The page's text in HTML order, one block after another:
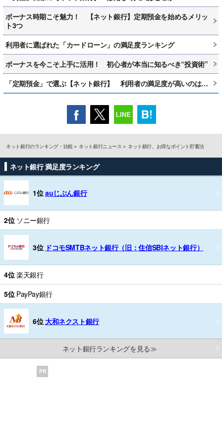
ボーナス時期こそ魅力！ 【ネット銀行】定期預金を始めるメリッ
ト3つ
利用者に選ばれた「カードローン」の満足度ランキング
ボーナスを今こそ上手に活用！ 初心者が本当に知るべき“投資術”
「定期預金」で選ぶ【ネット銀行】 利用者の満足度が高いのは…
ネット銀行のランキング・比較 ネット銀行ニュース ネット銀行、お得なポイント貯蓄法
ネット銀行 満足度ランキング
1位auじぶん銀行
2位 ソニー銀行
3位 ドコモSMTBネット銀行（旧：住信SBIネット銀行）
4位楽天銀行
5位 PayPay銀行
6位 大和ネクスト銀行
ネット銀行ランキングを見る≫
PR